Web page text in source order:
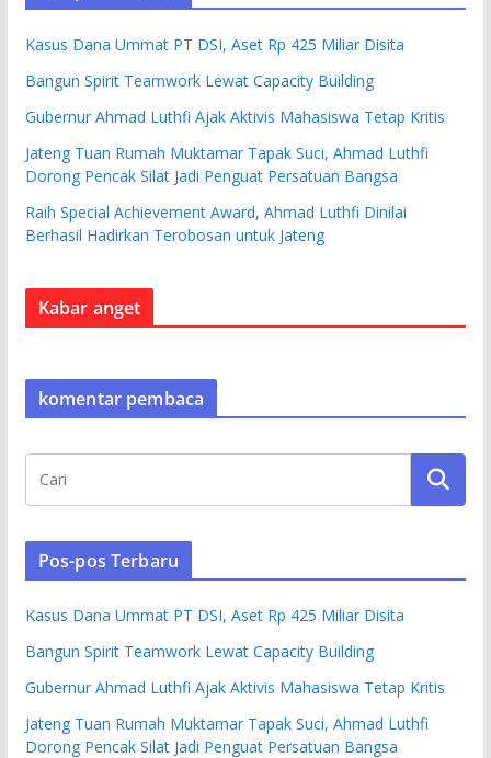
Kasus Dana Ummat PT DSI, Aset Rp 425 Miliar Disita
Bangun Spirit Teamwork Lewat Capacity Building
Gubernur Ahmad Luthfi Ajak Aktivis Mahasiswa Tetap Kritis
Jateng Tuan Rumah Muktamar Tapak Suci, Ahmad Luthfi
Dorong Pencak Silat Jadi Penguat Persatuan Bangsa
Raih Special Achievement Award, Ahmad Luthfi Dinilai
Berhasil Hadirkan Terobosan untuk Jateng
Kabar anget
komentar pembaca
Pos-pos Terbaru
Kasus Dana Ummat PT DSI, Aset Rp 425 Miliar Disita
Bangun Spirit Teamwork Lewat Capacity Building
Gubernur Ahmad Luthfi Ajak Aktivis Mahasiswa Tetap Kritis
Jateng Tuan Rumah Muktamar Tapak Suci, Ahmad Luthfi
Dorong Pencak Silat Jadi Penguat Persatuan Bangsa